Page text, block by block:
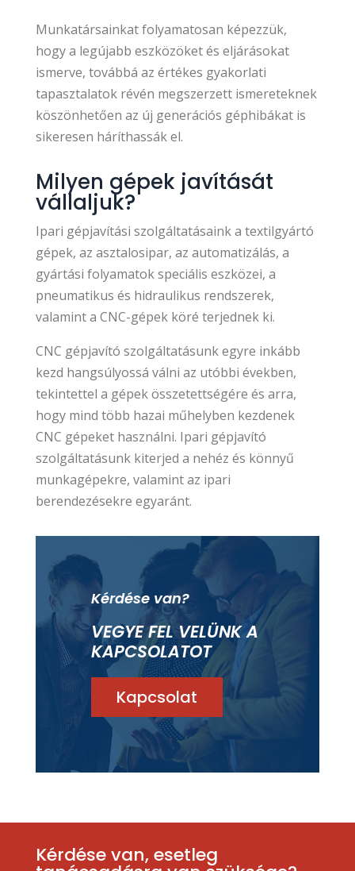
Munkatársainkat folyamatosan képezzük,
hogy a legújabb eszközöket és eljárásokat
ismerve, továbbá az értékes gyakorlati
tapasztalatok révén megszerzett ismereteknek
köszönhetően az új generációs géphibákat is
sikeresen háríthassák el.
Milyen gépek javítását
vállaljuk?
Ipari gépjavítási szolgáltatásaink a textilgyártó
gépek, az asztalosipar, az automatizálás, a
gyártási folyamatok speciális eszközei, a
pneumatikus és hidraulikus rendszerek,
valamint a CNC-gépek köré terjednek ki.
CNC gépjavító szolgáltatásunk egyre inkább
kezd hangsúlyossá válni az utóbbi években,
tekintettel a gépek összetettségére és arra,
hogy mind több hazai műhelyben kezdenek
CNC gépeket használni. Ipari gépjavító
szolgáltatásunk kiterjed a nehéz és könnyű
munkagépekre, valamint az ipari
berendezésekre egyaránt.
Kérdése van?
VEGYE FEL VELÜNK A
KAPCSOLATOT
Kapcsolat
Kérdése van, esetleg